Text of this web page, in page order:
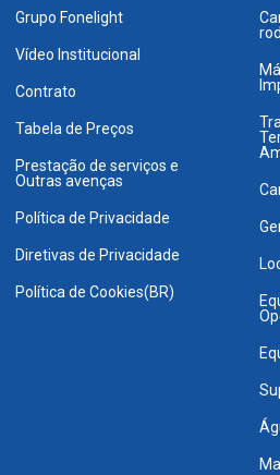
Grupo Fonelight
Vídeo Institucional
Contrato
Tabela de Preços
Prestação de serviços e
Outras avenças
Política de Privacidade
Diretivas de Privacidade
Política de Cookies(BR)